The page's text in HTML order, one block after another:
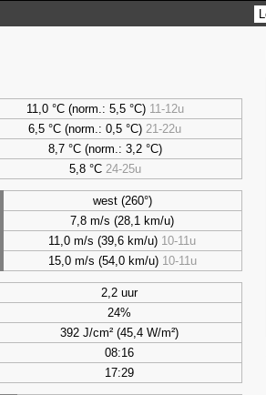
11,0 °C (norm.: 5,5 °C) 11-12u
6,5 °C (norm.: 0,5 °C) 21-22u
8,7°C (norm.: 3,2 °C)
5,8°C 24-25u
west (260°)
7,8 m/s (28,1 km/u)
11,0 m/s (39,6 km/u) 10-11u
15,0 m/s (54,0 km/u) 10-11u
2,2 uur
24%
392 J/cm² (45,4 W/m²)
08:16
17:29